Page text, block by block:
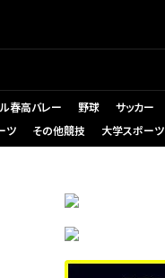
春高バレー 野球 サッカー
ツ その他競技 大学スポーツ